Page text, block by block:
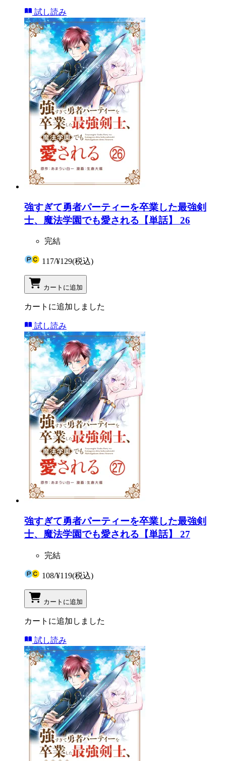
試し読み
強すぎて勇者パーティーを卒業した最強剣
士、魔法学園でも愛される【単話】 26
完結
117/¥129(税込)
カートに追加
カートに追加しました
試し読み
強すぎて勇者パーティーを卒業した最強剣
士、魔法学園でも愛される【単話】 27
完結
108/¥119(税込)
カートに追加
カートに追加しました
試し読み